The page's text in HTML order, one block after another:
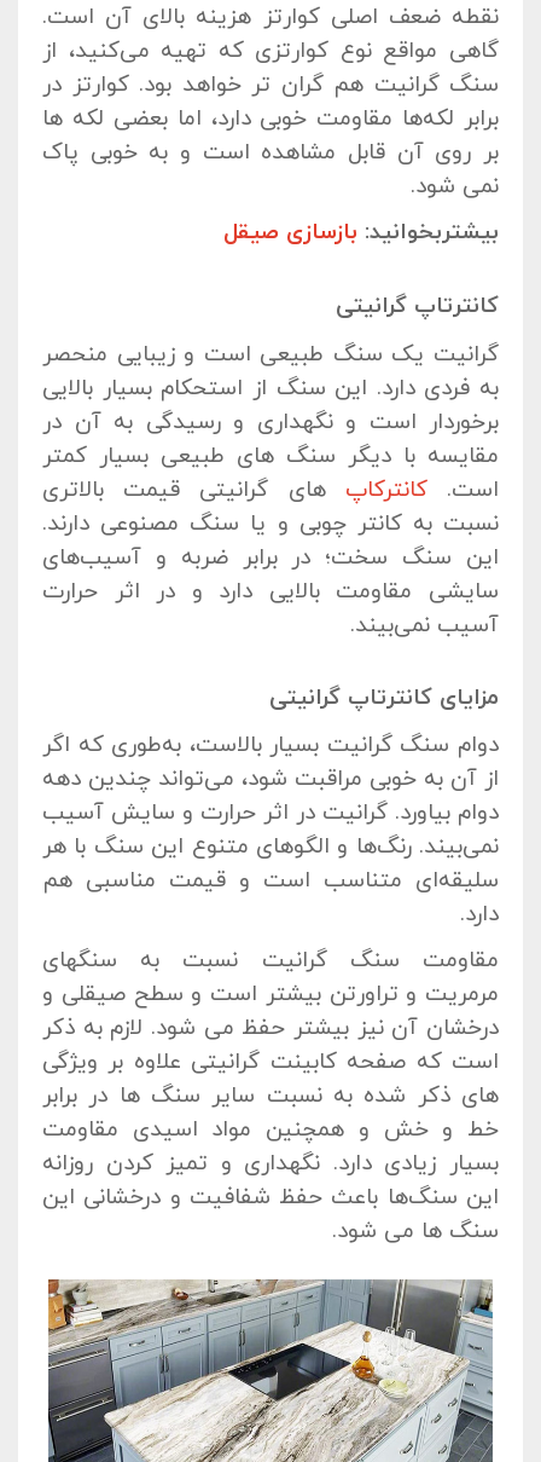
نقطه ضعف اصلی کوارتز هزینه بالای آن است.
گاهی مواقع نوع کوارتزی که تهیه می‌کنید، از
سنگ گرانیت هم گران تر خواهد بود. کوارتز در
برابر لکه‌ها مقاومت خوبی دارد، اما بعضی لکه ها
بر روی آن قابل مشاهده است و به خوبی پاک
نمی شود.
بیشتربخوانید: بازسازی صیقل
کانترتاپ گرانیتی
گرانیت یک سنگ طبیعی است و زیبایی منحصر
به فردی دارد. این سنگ از استحکام بسیار بالایی
برخوردار است و نگهداری و رسیدگی به آن در
مقایسه با دیگر سنگ های طبیعی بسیار کمتر
است.کانترکاپ های گرانیتی قیمت بالاتری
نسبت به کانتر چوبی و یا سنگ مصنوعی دارند.
این سنگ سخت؛ در برابر ضربه و آسیب‌های
سایشی مقاومت بالایی دارد و در اثر حرارت
آسیب نمی‌بیند.
مزایای کانترتاپ گرانیتی
دوام سنگ گرانیت بسیار بالاست، به‌طوری که اگر
از آن به خوبی مراقبت شود، می‌تواند چندین دهه
دوام بیاورد. گرانیت در اثر حرارت و سایش آسیب
نمی‌بیند. رنگ‌ها و الگوهای متنوع این سنگ با هر
سلیقه‌ای متناسب است و قیمت مناسبی هم
دارد.
مقاومت سنگ گرانیت نسبت به سنگهای
مرمریت و تراورتن بیشتر است و سطح صیقلی و
درخشان آن نیز بیشتر حفظ می شود. لازم به ذکر
است که صفحه کابینت گرانیتی علاوه بر ویژگی
های ذکر شده به نسبت سایر سنگ ها در برابر
خط و خش و همچنین مواد اسیدی مقاومت
بسیار زیادی دارد. نگهداری و تمیز کردن روزانه
این سنگ‌ها باعث حفظ شفافیت و درخشانی این
سنگ ها می شود.